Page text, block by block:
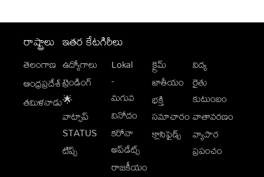
రాష్ట్రాలు
తెలంగాణ
ఆంధ్రప్రదేశ్
తమిళనాడు
ఇతర కేటగిరీలు
ఉద్యోగాలు
ట్రెండింగ్
🌟
వాట్సాప్
STATUS
టిప్స్
Lokal
-
మగువ
వినోదం
కరోనా
అప్‌డేట్స్
రాజకీయం
క్రైమ్
జాతీయం
భక్తి
సమాచారం
క్లాసిఫైడ్స్
విద్య
రైతు
కుటుంబం
వాతావరణం
వ్యాపార
ప్రపంచం